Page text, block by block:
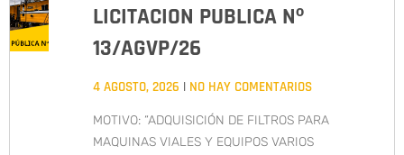
LICITACION PUBLICA Nº
13/AGVP/26
4 AGOSTO, 2026 NO HAY COMENTARIOS
MOTIVO: “ADQUISICIÓN DE FILTROS PARA
MAQUINAS VIALES Y EQUIPOS VARIOS